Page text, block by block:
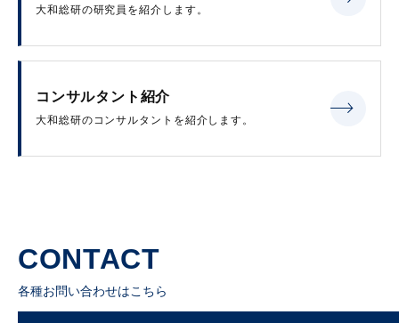
大和総研の研究員を紹介します。
コンサルタント紹介
大和総研のコンサルタントを紹介します。
CONTACT
各種お問い合わせはこちら